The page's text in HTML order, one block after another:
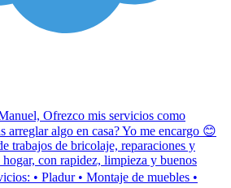
Ofrezco mis servicios como
arreglar algo en casa? Yo me encargo 😊
trabajos de bricolaje, reparaciones y
con rapidez, limpieza y buenos
• Pladur • Montaje de muebles •